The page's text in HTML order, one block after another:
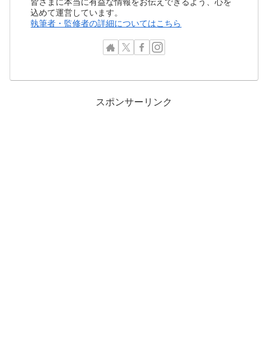
皆さまに本当に有益な情報をお伝えできるよう、心を
込めて運営しています。
執筆者・監修者の詳細についてはこちら
スポンサーリンク